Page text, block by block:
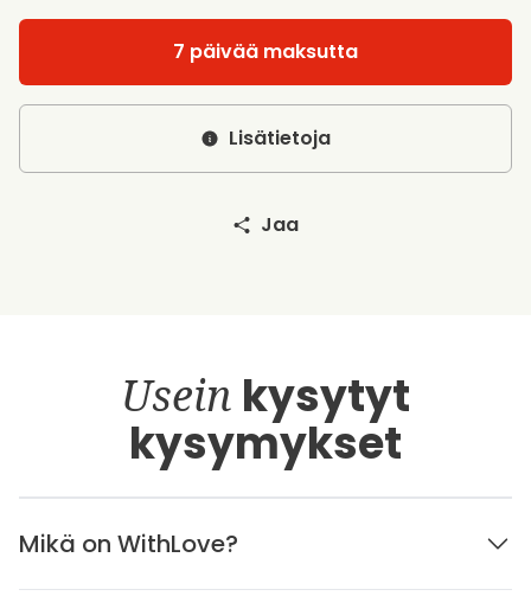
7 päivää maksutta
Lisätietoja
Jaa
Usein kysytyt
kysymykset
Mikä on WithLove?